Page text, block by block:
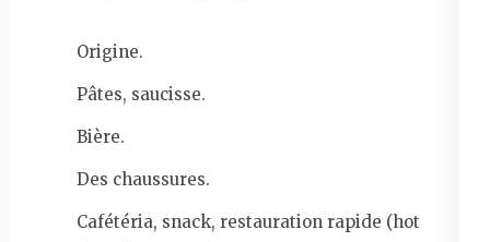
Origine.
Pâtes, saucisse.
Bière.
Des chaussures.
Cafétéria, snack, restauration rapide (hot